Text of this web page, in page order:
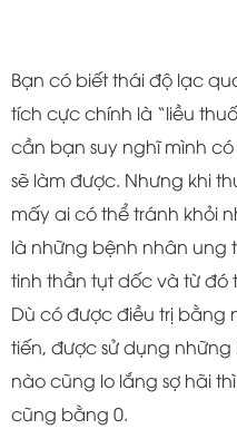
Bạn có biết thái độ lạc
tích cực chính là “liều
cần bạn suy nghĩ mình
sẽ làm được. Nhưng khi
mấy ai có thể tránh khỏi
là những bệnh nhân ung
tinh thần tụt dốc và từ
Dù có được điều trị bằng
tiến, được sử dụng
nào cũng lo lắng sợ hãi
cũng bằng 0.